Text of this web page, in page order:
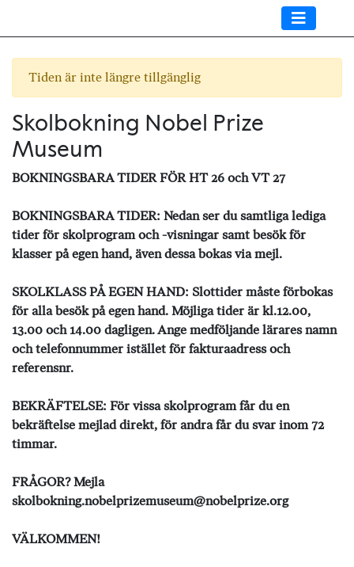
Tiden är inte längre tillgänglig
Skolbokning Nobel Prize
Museum
BOKNINGSBARA TIDER FÖR HT 26 och VT 27
BOKNINGSBARA TIDER: Nedan ser du samtliga lediga
tider för skolprogram och -visningar samt besök för
klasser på egen hand, även dessa bokas via mejl.
SKOLKLASS PÅ EGEN HAND: Slottider måste förbokas
för alla besök på egen hand. Möjliga tider är kl.12.00,
13.00 och 14.00 dagligen. Ange medföljande lärares namn
och telefonnummer istället för fakturaadress och
referensnr.
BEKRÄFTELSE: För vissa skolprogram får du en
bekräftelse mejlad direkt, för andra får du svar inom 72
timmar.
FRÅGOR? Mejla
skolbokning.nobelprizemuseum@nobelprize.org
VÄLKOMMEN!